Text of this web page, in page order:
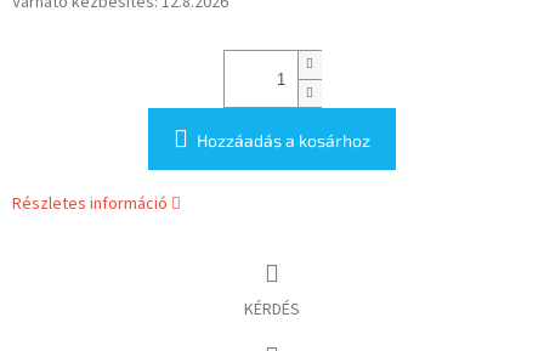
Hozzáadás a kosárhoz
Részletes információ
KÉRDÉS